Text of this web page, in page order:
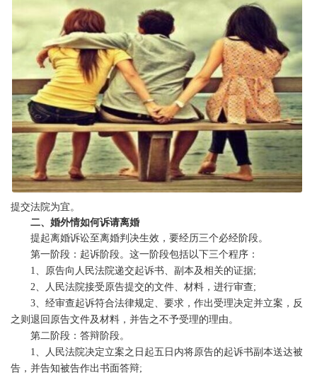
1 2
提交法院为宜。
二、婚外情如何诉请离婚
提起离婚诉讼至离婚判决生效，要经历三个必经阶段。
第一阶段：起诉阶段。这一阶段包括以下三个程序：
1、原告向人民法院递交起诉书、副本及相关的证据;
2、人民法院接受原告提交的文件、材料，进行审查;
3、经审查起诉符合法律规定、要求，作出受理决定并立案，反
之则退回原告文件及材料，并告之不予受理的理由。
第二阶段：答辩阶段。
1、人民法院决定立案之日起五日内将原告的起诉书副本送达被
告，并告知被告作出书面答辩;